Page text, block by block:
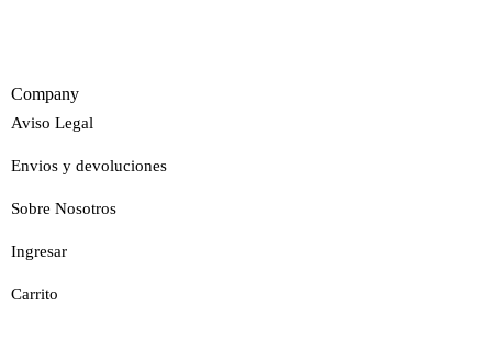
Company
Aviso Legal
Envios y devoluciones
Sobre Nosotros
Ingresar
Carrito